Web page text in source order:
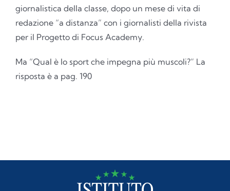
giornalistica della classe, dopo un mese di vita di
redazione “a distanza” con i giornalisti della rivista
per il Progetto di Focus Academy.
Ma “Qual è lo sport che impegna più muscoli?” La
risposta è a pag. 190